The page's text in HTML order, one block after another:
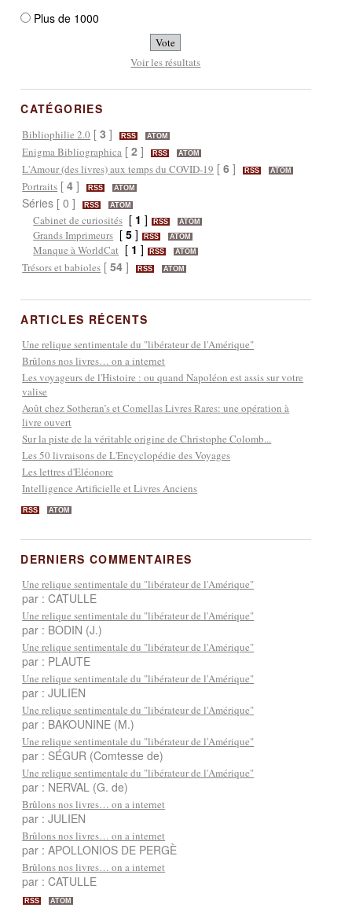
Plus de 1000
Voir les résultats
CATÉGORIES
Bibliophilie 2.0 [3 ] RSS ATOM
Enigma Bibliographica [2 ] RSS ATOM
L'Amour (des livres) aux temps du COVID-19 [6 ] RSS ATOM
Portraits [4 ] RSS ATOM
Séries [ 0 ] RSS ATOM
Cabinet de curiosités [ 1 ] RSS ATOM
Grands Imprimeurs [5 ] RSS ATOM
Manque à WorldCat [ 1 ] RSS ATOM
Trésors et babioles [54 ] RSS ATOM
ARTICLES RÉCENTS
Une relique sentimentale du "libérateur de l'Amérique"
Brûlons nos livres… on a internet
Les voyageurs de l'Histoire : ou quand Napoléon est assis sur votre
valise
Août chez Sotheran’s et Comellas Livres Rares: une opération à
livre ouvert
Sur la piste de la véritable origine de Christophe Colomb...
Les 50 livraisons de L'Encyclopédie des Voyages
Les lettres d'Eléonore
Intelligence Artificielle et Livres Anciens
RSS ATOM
DERNIERS COMMENTAIRES
Une relique sentimentale du "libérateur de l'Amérique"
par : CATULLE
Une relique sentimentale du "libérateur de l'Amérique"
par : BODIN (J.)
Une relique sentimentale du "libérateur de l'Amérique"
par : PLAUTE
Une relique sentimentale du "libérateur de l'Amérique"
par : JULIEN
Une relique sentimentale du "libérateur de l'Amérique"
par : BAKOUNINE (M.)
Une relique sentimentale du "libérateur de l'Amérique"
par : SÉGUR (Comtesse de)
Une relique sentimentale du "libérateur de l'Amérique"
par : NERVAL (G. de)
Brûlons nos livres… on a internet
par : JULIEN
Brûlons nos livres… on a internet
par : APOLLONIOS DE PERGÈ
Brûlons nos livres… on a internet
par : CATULLE
RSS ATOM